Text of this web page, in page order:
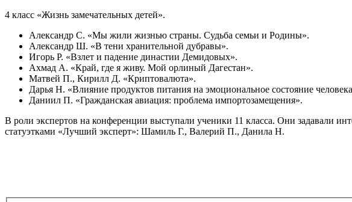
4 класс «Жизнь замечательных детей».
Александр C. «Мы жили жизнью страны. Судьба семьи и Родины».
Александр Ш. «В тени хранительной дубравы».
Игорь Р. «Взлет и падение династии Демидовых».
Ахмад А. «Край, где я живу. Мой орлиный Дагестан».
Матвей П., Кирилл Д. «Криптовалюта».
Дарья Н. «Влияние продуктов питания на эмоциональное состояние
Даниил П. «Гражданская авиация: проблема импортозамещения».
В роли экспертов на конференции выступали ученики 11 класса. Они задавали
статуэтками «Лучший эксперт»: Шамиль Г., Валерий П., Данила Н.